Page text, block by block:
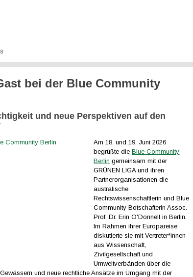
bei der Blue Community
und neue Perspektiven auf den
Am 18. und 19. Juni 2026
begrüßte dieBlue Community
Berlin gemeinsam mit der
GRÜNEN LIGA und ihren
Partnerorganisationen die
australische
Rechtswissenschaftlerin und Blue
Community Botschafterin Assoc.
Prof. Dr. Erin O'Donnell in Berlin.
Im Rahmen ihrer Europareise
diskutierte sie mit Vertreter*innen
aus Wissenschaft,
Zivilgesellschaft und
Umweltverbänden über die
und neue rechtliche Ansätze im Umgang mit der